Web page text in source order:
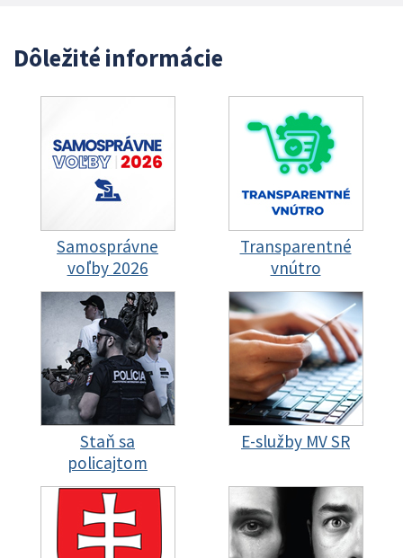
Dôležité informácie
Samosprávne
voľby 2026
Transparentné
vnútro
Staň sa
policajtom
E-služby MV SR